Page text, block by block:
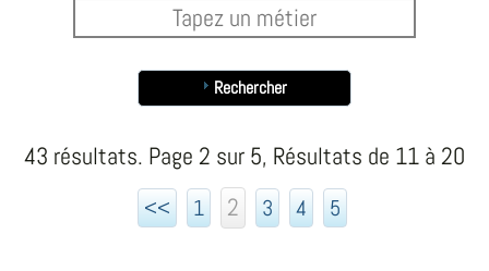
Rechercher
43 résultats. Page 2 sur 5, Résultats de 11 à 20
<< 1 2 3 4 5